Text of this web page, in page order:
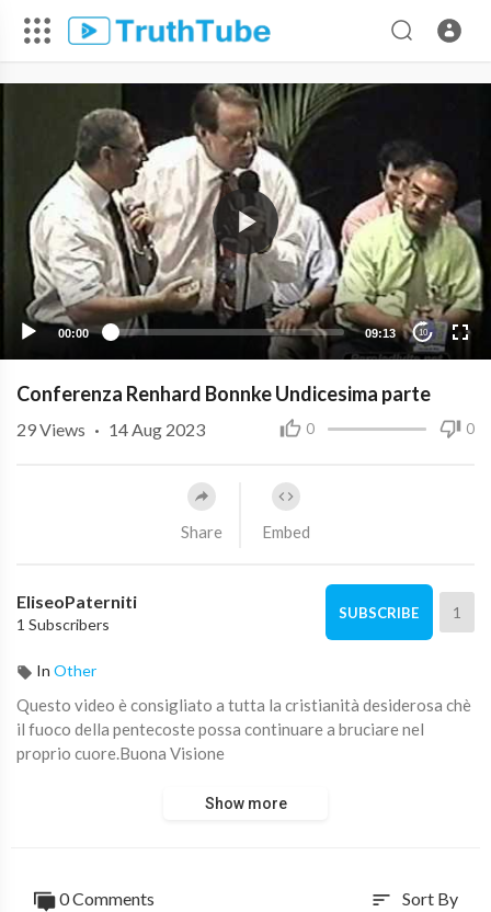
00:00 09:13 10
Conferenza Renhard Bonnke Undicesima parte
0 0
29Views · 14 Aug 2023
Share Embed
EliseoPaterniti
1 Subscribers
SUBSCRIBE 1
In Other
Questo video è consigliato a tutta la cristianità desiderosa chè
il fuoco della pentecoste possa continuare a bruciare nel
proprio cuore.Buona Visione
Show more
0 Comments sort Sort By